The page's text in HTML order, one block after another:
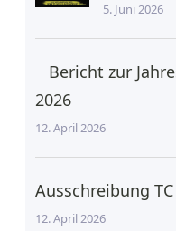
5. Juni 2026
Bericht zur
2026
12. April 2026
Ausschreibung
12. April 2026